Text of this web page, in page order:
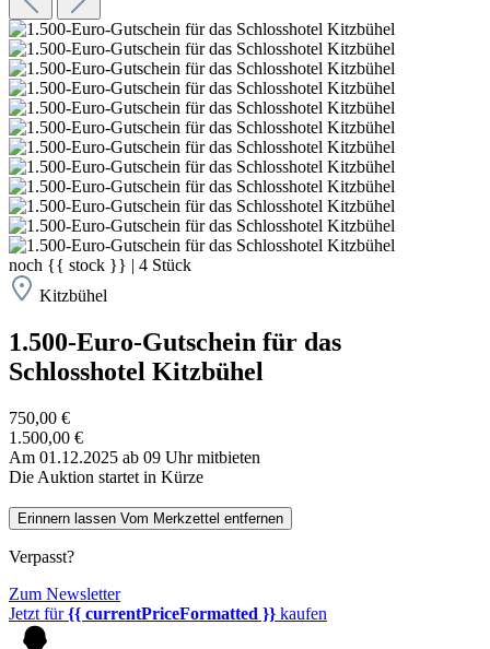
noch {{ stock }} | 4 Stück
Kitzbühel
1.500-Euro-Gutschein für das
Schlosshotel Kitzbühel
750,00 €
1.500,00 €
Am 01.12.2025 ab 09 Uhr mitbieten
Die Auktion startet in Kürze
Erinnern lassen Vom Merkzettel entfernen
Verpasst?
Zum Newsletter
Jetzt für{{ currentPriceFormatted }} kaufen